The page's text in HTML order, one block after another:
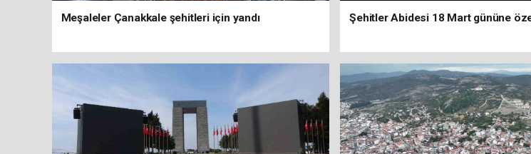
Meşaleler Çanakkale şehitleri için yandı Şehitler Abidesi 18 Mart gününe özel